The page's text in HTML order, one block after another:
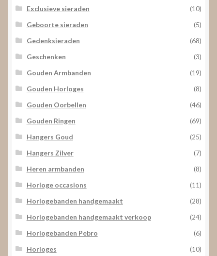
Exclusieve sieraden
(10)
Geboorte sieraden
(5)
Gedenksieraden
(68)
Geschenken
(3)
Gouden Armbanden
(19)
Gouden Horloges
(8)
Gouden Oorbellen
(46)
Gouden Ringen
(69)
Hangers Goud
(25)
Hangers Zilver
(7)
Heren armbanden
(8)
Horloge occasions
(11)
Horlogebanden handgemaakt
(28)
Horlogebanden handgemaakt verkoop
(24)
Horlogebanden Pebro
(6)
Horloges
(10)